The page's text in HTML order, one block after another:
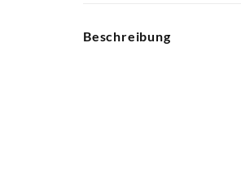
Beschreibung